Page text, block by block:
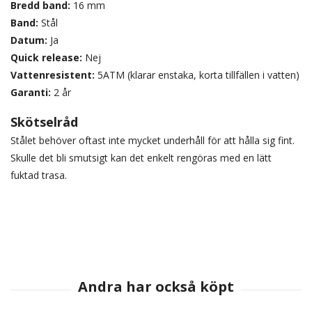
Bredd band: 16 mm
Band: Stål
Datum: Ja
Quick release: Nej
Vattenresistent: 5ATM (klarar enstaka, korta tillfällen i vatten)
Garanti: 2 år
Skötselråd
Stålet behöver oftast inte mycket underhåll för att hålla sig fint.
Skulle det bli smutsigt kan det enkelt rengöras med en lätt
fuktad trasa.